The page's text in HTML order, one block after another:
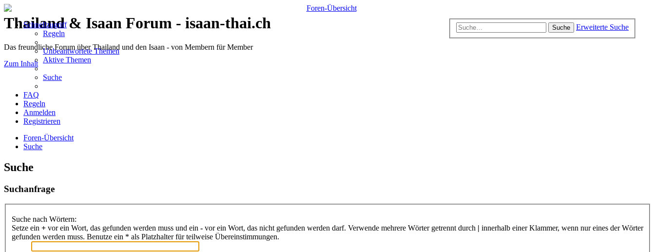
Suche Erweiterte Suche
Thailand & Isaan Forum - isaan-thai.ch
Das freundliche Forum über Thailand und den Isaan - von Membern für Member
Zum Inhalt
Schnellzugriff
Regeln
Unbeantwortete Themen
Aktive Themen
Suche
FAQ
Regeln
Anmelden
Registrieren
Foren-Übersicht
Suche
Suche
Suchanfrage
Suche nach Wörtern:
Setze ein + vor ein Wort, das gefunden werden muss und ein - vor ein Wort, das nicht gefunden werden darf. Verwende mehrere Wörter getrennt durch | innerhalb einer Klammer, wenn nur eines der Wörter
gefunden werden muss. Benutze ein * als Platzhalter für teilweise Übereinstimmungen.